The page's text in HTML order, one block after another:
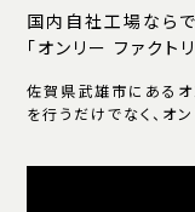
国内自社工場なら
「オンリー ファクトリ
佐賀県武雄市にあるオ
を行うだけでなく、オ